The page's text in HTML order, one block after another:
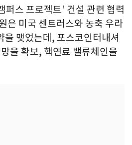
퍼스 프로젝트' 건설 관련 협력
은 미국 센트러스와 농축 우라
을 맺었는데, 포스코인터내셔
을 확보, 핵연료 밸류체인을